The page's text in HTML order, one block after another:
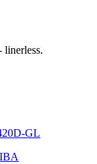
linerless.
GL